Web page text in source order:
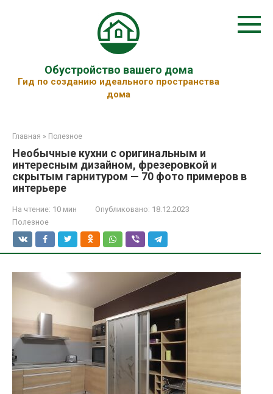
Обустройство вашего дома
Гид по созданию идеального пространства
дома
Главная » Полезное
Необычные кухни с оригинальным и
интересным дизайном, фрезеровкой и
скрытым гарнитуром — 70 фото примеров в
интерьере
На чтение: 10 мин Опубликовано: 18.12.2023
Полезное